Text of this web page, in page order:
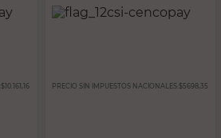
$10.161,16 PRECIO SIN IMPUESTOS NACIONALES: $5698,35